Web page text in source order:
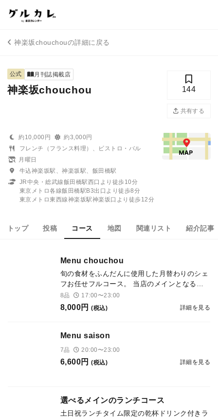
神楽坂chouchouの詳細に戻る
公式 月刊誌掲載店
神楽坂chouchou 144
共有する
約10,000円
約3,000円
フレンチ（フランス料理）、ビストロ・バル
月曜日
牛込神楽坂駅、神楽坂駅、飯田橋駅
JR中央・総武線飯田橋駅西口より徒歩10分
東京メトロ各線飯田橋駅B3出口より徒歩8分
東京メトロ東西線神楽坂駅神楽坂口より徒歩12分
トップ 投稿 コース 地図 関連リスト 紹介記事
Menu chouchou
旬の食材をふんだんに使用した月替わりのシェ
フお任せフルコース。 当店のメインとなるコ
ースとなります。
8品 17:00〜23:00
8,000円 (税込) 詳細を見る
Menu saison
7品 20:00〜23:00
6,600円 (税込) 詳細を見る
選べるメインのランチコース
土日祝ランチタイム限定の乾杯ドリンク付きラ